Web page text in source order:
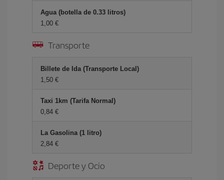
Agua (botella de 0.33 litros)
1,00 €
Transporte
Billete de Ida (Transporte Local)
1,50 €
Taxi 1km (Tarifa Normal)
0,84 €
La Gasolina (1 litro)
2,84 €
Deporte y Ocio